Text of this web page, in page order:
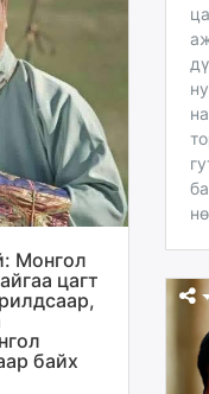
Монгол
цагт
байх